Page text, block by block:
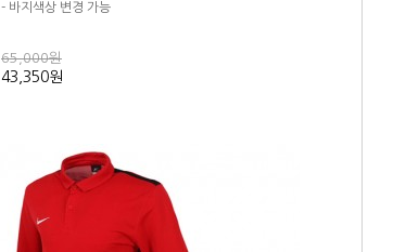
- 바지색상 변경 가능
65,000원
43,350원